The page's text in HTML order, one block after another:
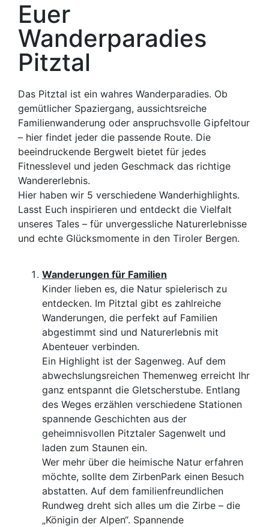
Euer
Wanderparadies
Pitztal
Das Pitztal ist ein wahres Wanderparadies. Ob
gemütlicher Spaziergang, aussichtsreiche
Familienwanderung oder anspruchsvolle Gipfeltour
– hier findet jeder die passende Route. Die
beeindruckende Bergwelt bietet für jedes
Fitnesslevel und jeden Geschmack das richtige
Wandererlebnis.
Hier haben wir 5 verschiedene Wanderhighlights.
Lasst Euch inspirieren und entdeckt die Vielfalt
unseres Tales – für unvergessliche Naturerlebnisse
und echte Glücksmomente in den Tiroler Bergen.
Wanderungen für Familien
Kinder lieben es, die Natur spielerisch zu
entdecken. Im Pitztal gibt es zahlreiche
Wanderungen, die perfekt auf Familien
abgestimmt sind und Naturerlebnis mit
Abenteuer verbinden.
Ein Highlight ist der Sagenweg. Auf dem
abwechslungsreichen Themenweg erreicht Ihr
ganz entspannt die Gletscherstube. Entlang
des Weges erzählen verschiedene Stationen
spannende Geschichten aus der
geheimnisvollen Pitztaler Sagenwelt und
laden zum Staunen ein.
Wer mehr über die heimische Natur erfahren
möchte, sollte dem ZirbenPark einen Besuch
abstatten. Auf dem familienfreundlichen
Rundweg dreht sich alles um die Zirbe – die
„Königin der Alpen“. Spannende